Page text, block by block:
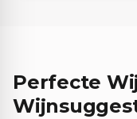
Perfecte